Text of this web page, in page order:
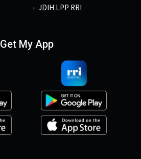
JDIH LPP RRI
Get My App